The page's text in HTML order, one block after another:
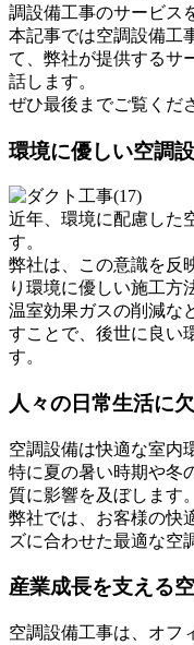
調設備工事のサービス
本記事では空調設備工
て、弊社が提供するサ
話します。
ぜひ最後までご覧くだ
環境に優しい空調
近年、環境に配慮した
す。
弊社は、この意識を反
り環境に優しい施工方
温室効果ガスの削減な
すことで、後世に良い
す。
人々の日常生活に
空調設備は快適な室内
特に夏の暑い時期や冬
質に影響を及ぼします。
弊社では、お客様の快
ズに合わせた最適な空
産業成長を支える
空調設備工事は、オフ